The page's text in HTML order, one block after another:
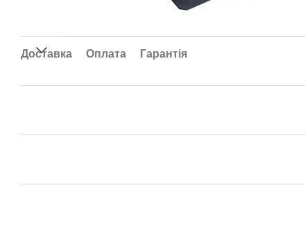
Доставка Оплата Гарантія